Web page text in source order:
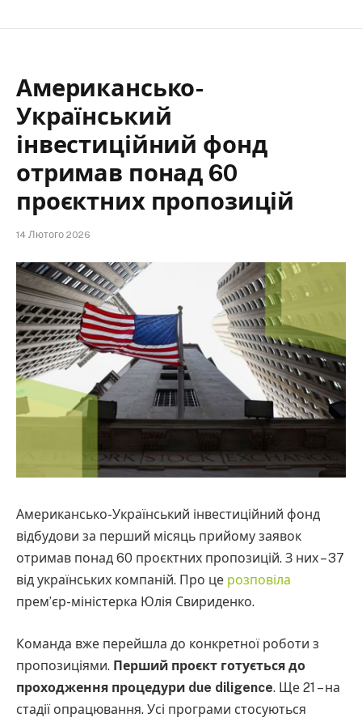
Американсько-
Український
інвестиційний фонд
отримав понад 60
проєктних пропозицій
14 Лютого 2026
Американсько-Український інвестиційний фонд
відбудови за перший місяць прийому заявок
отримав понад 60 проєктних пропозицій. З них – 37
від українських компаній. Про це розповіла
прем’єр-міністерка Юлія Свириденко.
Команда вже перейшла до конкретної роботи з
пропозиціями. Перший проєкт готується до
проходження процедури due diligence. Ще 21 – на
стадії опрацювання. Усі програми стосуються